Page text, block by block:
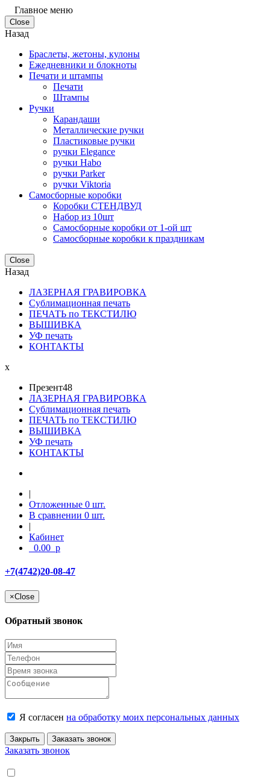
Главное меню
Close
Назад
Браслеты, жетоны, кулоны
Ежедневники и блокноты
Печати и штампы
Печати
Штампы
Ручки
Карандаши
Металлические ручки
Пластиковые ручки
ручки Elegance
ручки Habo
ручки Parker
ручки Viktoria
Самосборные коробки
Коробки СТЕНДВУД
Набор из 10шт
Самосборные коробки от 1-ой шт
Самосборные коробки к праздникам
Close
Назад
ЛАЗЕРНАЯ ГРАВИРОВКА
Сублимационная печать
ПЕЧАТЬ по ТЕКСТИЛЮ
ВЫШИВКА
УФ печать
КОНТАКТЫ
x
Презент48
ЛАЗЕРНАЯ ГРАВИРОВКА
Сублимационная печать
ПЕЧАТЬ по ТЕКСТИЛЮ
ВЫШИВКА
УФ печать
КОНТАКТЫ
|
Отложенные 0 шт.
В сравнении 0 шт.
|
Кабинет
0.00 p
+7(4742)20-08-47
×Close
Обратный звонок
Я согласен на обработку моих персональных данных
Закрыть Заказать звонок
Заказать звонок